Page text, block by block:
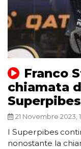
Franco
chiamata
Superpibes
21 Novembre 2023,
I Superpibes
nonostante la